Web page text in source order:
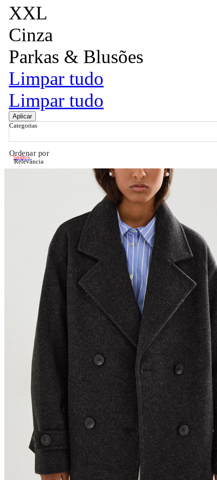
XXL
Cinza
Parkas & Blusões
Limpar tudo
Limpar tudo
Aplicar
Categorias
Ordenar por
Relevância
Nome do Produto A - Z
Nome do Produto Z - A
Filtrar & Ordenar
Saldos